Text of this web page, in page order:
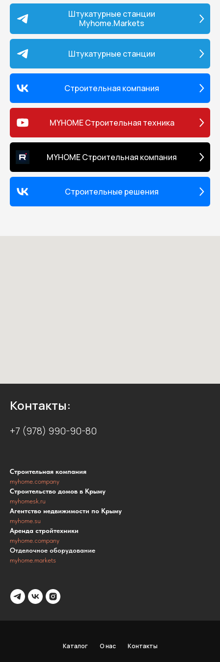
водоэмульсионные краски, латексные
краски, масленые краски и другие.
Преимущества: • обеспечивает
качественное и равномерное
покрытие; • защищает оборудование
от попадание посторонних частиц; •
помогает поддерживать чистоту
рабочего помещения.
Преимущества: •
равномерное покрытие; •
скорость и эффективность; •
мотор и решетка для легкой
бункера; • бункер емкостью
удобство при переноске и
использовании; •
наносимых материалов.
Комплектация: • насос на
бункером; • компрессор для
шланг растворный 10 м; •
воздушный 10 м; • пистолет
подачи материала. Гарантия
Гарантия на отсутствие
Осуществляется
запасных частей и
Штукатурные станции
Myhome.Markets
Штукатурные станции
Строительная компания
MYHOME Строительная техника
MYHOME Строительная компания
Строительные решения
Контакты:
+7 (978) 990-90-80
Строительная компания
myhome.company
Строительство домов в Крыму
myhomesk.ru
Агентство недвижимости по Крыму
myhome.su
Аренда стройтехники
myhome.company
Отделочное оборудование
myhome.markets
Каталог О нас Контакты